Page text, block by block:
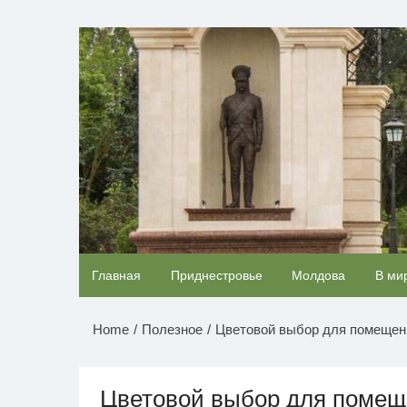
содержимомуНОВОСТИ
Главная Приднестровье Молдова В
Home Полезное Цветовой выбор для
Цветовой выбор для
Никогда не храните огурцы в холодильнике:
один маленький секрет